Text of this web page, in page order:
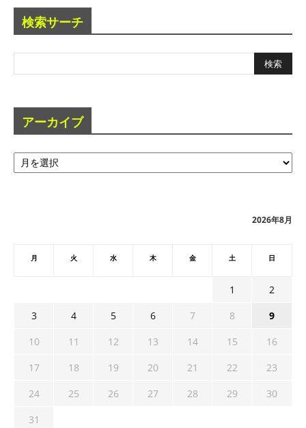
検索サーチ
アーカイブ
ア
ー
2026年8月
月 火 水 木 金 土 日
1
2
3
4 5 6 7 8
9
10
11 12 13 14 15
16
17
18 19 20 21 22
23
24
25 26 27 28 29
30
31